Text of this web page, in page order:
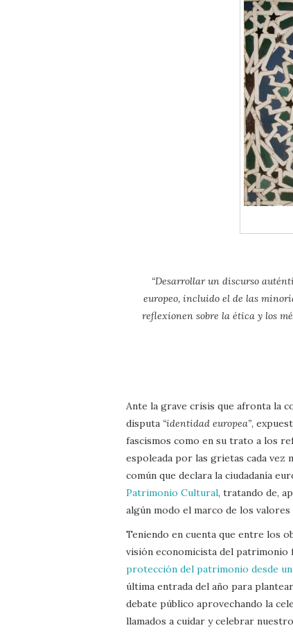
“Desarrollar un discurso
europeo, incluido el de las
reflexionen sobre la ética y los
Ante la grave crisis que afronta la
disputa “identidad europea”,
fascismos como en su trato a los
espoleada por las grietas cada vez
común que declara la ciudadanía
Patrimonio Cultural, tratando de,
algún modo el marco de los
Teniendo en cuenta que entre los
visión economicista del patrimonio
protección del patrimonio desde
última entrada del año para
debate público aprovechando la
llamados a cuidar y celebrar